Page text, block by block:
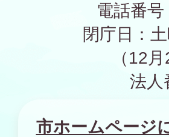
電話番
閉庁日：
（12
法人
市ホームページ